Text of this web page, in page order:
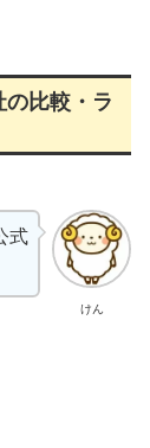
の比較・ラ
けん
式